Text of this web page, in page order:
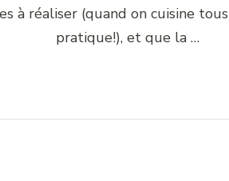
à réaliser (quand on cuisine
pratique!), et que la …